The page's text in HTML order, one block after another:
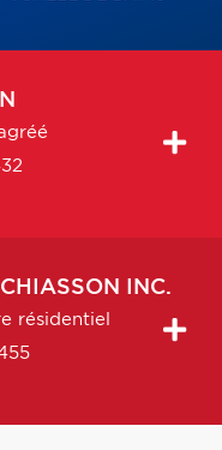
INC.
résidentiel